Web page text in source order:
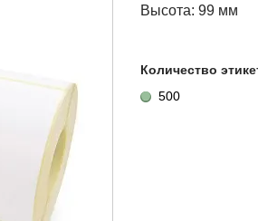
Высота: 99 мм
Количество
500